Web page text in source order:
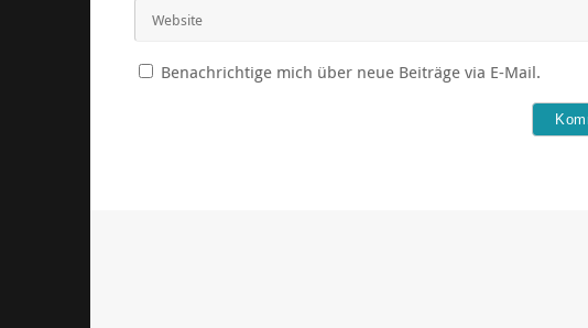
Benachrichtige mich über neue Beiträge via E-Mail.